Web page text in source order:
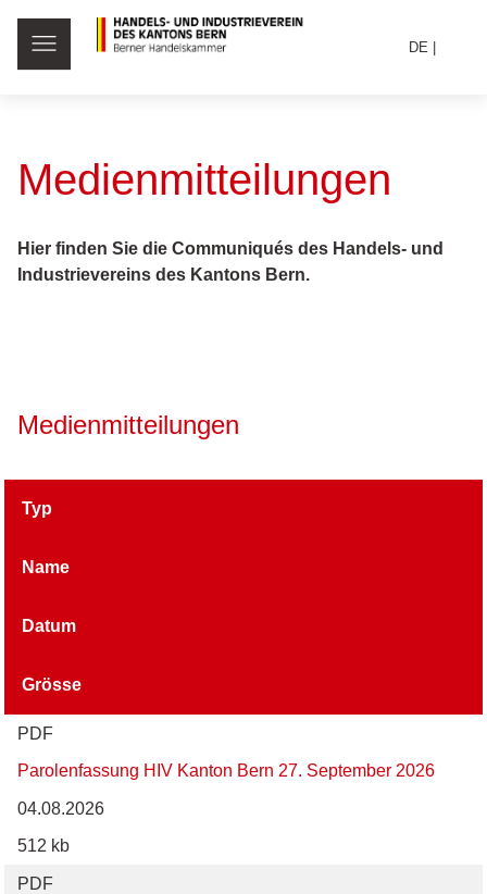
DE
Medienmitteilungen
Hier finden Sie die Communiqués des Handels- und
Industrievereins des Kantons Bern.
Medienmitteilungen
Typ
Name
Datum
Grösse
PDF
Parolenfassung HIV Kanton Bern 27. September 2026
04.08.2026
512 kb
PDF